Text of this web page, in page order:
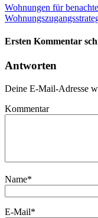
Wohnungen für
Ersten Kommentar
Antworten
Deine E-Mail-Adresse
Kommentar
Name*
E-Mail*